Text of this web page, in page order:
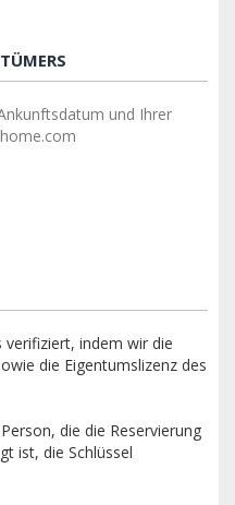
und Ihrer
indem wir die
die Eigentumslizenz des
die die Reservierung
ist, die Schlüssel